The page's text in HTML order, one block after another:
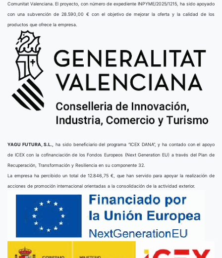
Comunitat Valenciana. El proyecto, con número de expediente INPYME/2025/1215, ha sido apoyado
con una subvención de 28.590,00 € con el objetivo de mejorar la oferta y la calidad de los
productos que ofrece la empresa.
YAGU FUTURA, S.L.,
ha sido beneficiario del programa “ICEX DANA”, y ha contado con el apoyo
de ICEX con la cofinanciación de los Fondos Europeos (Next Generation EU) a través del Plan de
Recuperación, Transformación y Resiliencia en su componente 32.
La empresa ha percibido un total de 12.846,75 €, que han servido para apoyar la realización de
acciones de promoción internacional orientadas a la consolidación de la actividad exterior.